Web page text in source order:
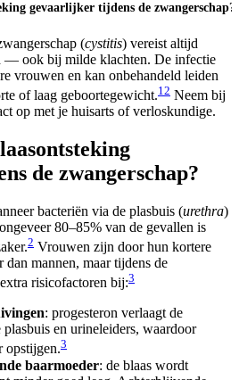
gevaarlijker tijdens de zwangerschap?
(cystitis) vereist altijd
— ook bij milde klachten. De infectie
vrouwen en kan onbehandeld leiden
of laag geboortegewicht.1 2 Neem bij
op met je huisarts of verloskundige.
de zwangerschap?
bacteriën via de plasbuis (urethra)
80–85% van de gevallen is
2 Vrouwen zijn door hun kortere
dan mannen, maar tijdens de
risicofactoren bij:3
: progesteron verlaagt de
en urineleiders, waardoor
opstijgen.3
baarmoeder: de blaas wordt